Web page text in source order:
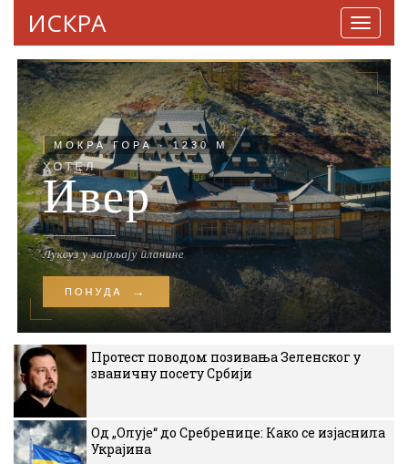
ИСКРА
Протест поводом позивања Зеленског у
званичну посету Србији
Од „Олује“ до Сребренице: Како се изјаснила
Украјина